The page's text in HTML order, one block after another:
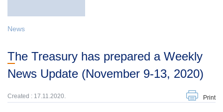
News
The Treasury has prepared a Weekly
News Update (November 9-13, 2020)
Created : 17.11.2020. Print